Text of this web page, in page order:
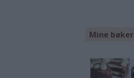
Mine bøker